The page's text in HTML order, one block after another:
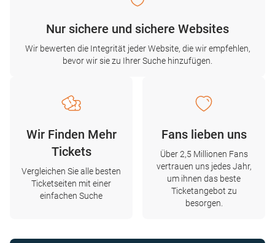
Nur sichere und sichere Websites
Wir bewerten die Integrität jeder Website, die wir empfehlen,
bevor wir sie zu Ihrer Suche hinzufügen.
Wir Finden Mehr
Tickets
Vergleichen Sie alle besten
Ticketseiten mit einer
einfachen Suche
Fans lieben uns
Über 2,5 Millionen Fans
vertrauen uns jedes Jahr,
um ihnen das beste
Ticketangebot zu
besorgen.